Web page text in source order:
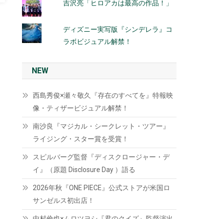
吉沢亮「ヒロアカは最高の作品！」
ディズニー実写版『シンデレラ』コ
ラボビジュアル解禁！
NEW
西島秀俊×瀬々敬久『存在のすべてを』特報映
像・ティザービジュアル解禁！
南沙良『マジカル・シークレット・ツアー』
ライジング・スター賞を受賞！
スピルバーグ監督『ディスクロージャー・デ
イ』（原題 Disclosure Day ）語る
2026年秋『ONE PIECE』公式ストアが米国ロ
サンゼルス初出店！